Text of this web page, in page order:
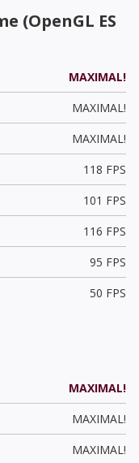
(OpenGL ES
MAXIMAL!
MAXIMAL!
MAXIMAL!
118 FPS
101 FPS
116 FPS
95 FPS
50 FPS
MAXIMAL!
MAXIMAL!
MAXIMAL!